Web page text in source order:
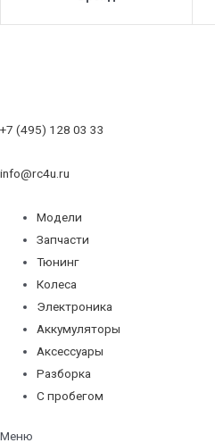
+7 (495) 128 03 33
info@rc4u.ru
Модели
Запчасти
Тюнинг
Колеса
Электроника
Аккумуляторы
Аксессуары
Разборка
С пробегом
Меню